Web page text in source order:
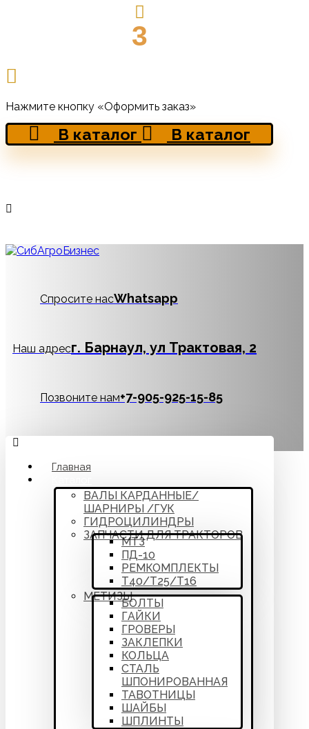
3
Нажмите кнопку «Оформить заказ»
В каталог В каталог
Спросите насWhatsapp
Наш адресг. Барнаул, ул Трактовая, 2
Позвоните нам‪+7-905-925-15-85
Главная
ВАЛЫ КАРДАННЫЕ/
ШАРНИРЫ /ГУК
ГИДРОЦИЛИНДРЫ
ЗАПЧАСТИ ДЛЯ ТРАКТОРОВ
МТЗ
ПД-10
РЕМКОМПЛЕКТЫ
Т40/Т25/Т16
МЕТИЗЫ
БОЛТЫ
ГАЙКИ
ГРОВЕРЫ
ЗАКЛЕПКИ
КОЛЬЦА
СТАЛЬ
ШПОНИРОВАННАЯ
ТАВОТНИЦЫ
ШАЙБЫ
ШПЛИНТЫ